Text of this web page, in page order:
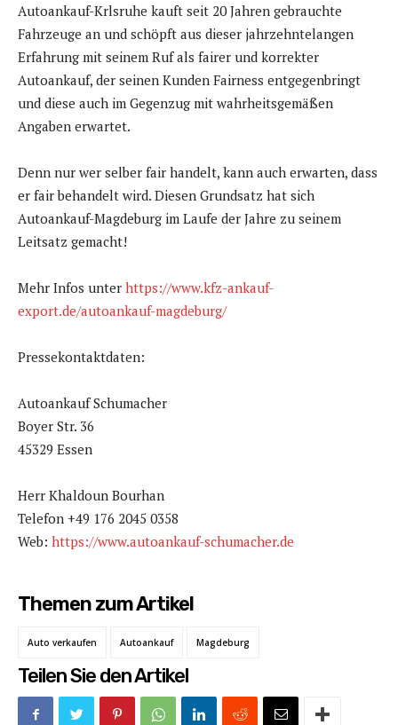
Autoankauf-Krlsruhe kauft seit 20 Jahren gebrauchte
Fahrzeuge an und schöpft aus dieser jahrzehntelangen
Erfahrung mit seinem Ruf als fairer und korrekter
Autoankauf, der seinen Kunden Fairness entgegenbringt
und diese auch im Gegenzug mit wahrheitsgemäßen
Angaben erwartet.
Denn nur wer selber fair handelt, kann auch erwarten, dass
er fair behandelt wird. Diesen Grundsatz hat sich
Autoankauf-Magdeburg im Laufe der Jahre zu seinem
Leitsatz gemacht!
Mehr Infos unter https://www.kfz-ankauf-
export.de/autoankauf-magdeburg/
Pressekontaktdaten:
Autoankauf Schumacher
Boyer Str. 36
45329 Essen
Herr Khaldoun Bourhan
Telefon +49 176 2045 0358
Web: https://www.autoankauf-schumacher.de
Themen zum Artikel
Auto verkaufen Autoankauf Magdeburg
Teilen Sie den Artikel